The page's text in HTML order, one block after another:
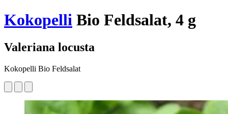
Kokopelli Bio Feldsalat, 4 g
Valeriana locusta
Kokopelli Bio Feldsalat